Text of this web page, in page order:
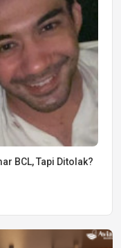
BCL, Tapi Ditolak?